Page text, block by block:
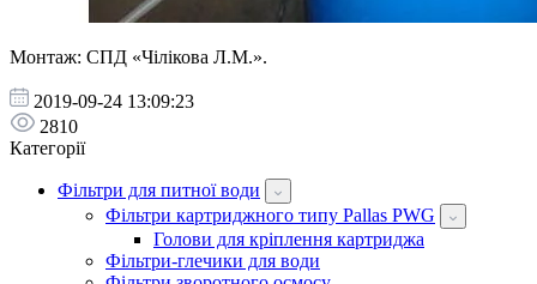
Монтаж: СПД «Чілікова Л.М.».
2019-09-24 13:09:23
2810
Категорії
Фільтри для питної води
Фільтри картриджного типу Pallas PWG
Голови для кріплення картриджа
Фільтри-глечики для води